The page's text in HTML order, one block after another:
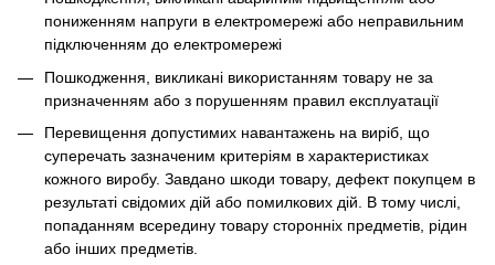
пониженням напруги в електромережі або неправильним
підключенням до електромережі
Пошкодження, викликані використанням товару не за
призначенням або з порушенням правил експлуатації
Перевищення допустимих навантажень на виріб, що
суперечать зазначеним критеріям в характеристиках
кожного виробу. Завдано шкоди товару, дефект покупцем в
результаті свідомих дій або помилкових дій. В тому числі,
попаданням всередину товару сторонніх предметів, рідин
або інших предметів.